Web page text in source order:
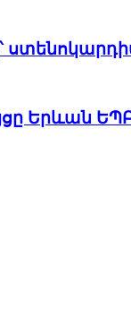
Երևան